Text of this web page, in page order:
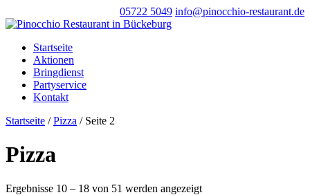
05722 5049 info@pinocchio-restaurant.de
Startseite
Aktionen
Bringdienst
Partyservice
Kontakt
Startseite /Pizza / Seite 2
Pizza
Ergebnisse 10 – 18 von 51 werden angezeigt